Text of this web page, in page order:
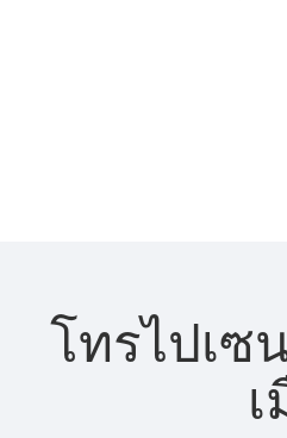
โทรไปเซ